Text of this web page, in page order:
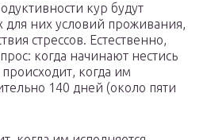
кур будут
для них условий проживания,
стрессов. Естественно,
когда начинают нестись
когда им
140 дней (около пяти